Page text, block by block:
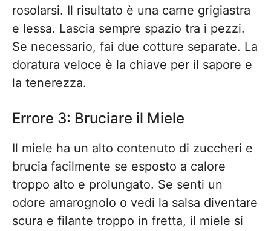
rosolarsi. Il risultato è una carne grigiastra
e lessa. Lascia sempre spazio tra i pezzi.
Se necessario, fai due cotture separate. La
doratura veloce è la chiave per il sapore e
la tenerezza.
Errore 3: Bruciare il Miele
Il miele ha un alto contenuto di zuccheri e
brucia facilmente se esposto a calore
troppo alto e prolungato. Se senti un
odore amarognolo o vedi la salsa diventare
scura e filante troppo in fretta, il miele si